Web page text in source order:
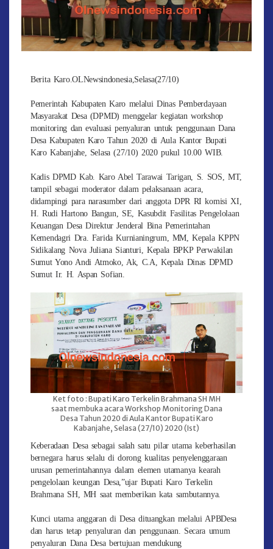
Berita Karo.OLNewsindonesia,Selasa(27/10)
Pemerintah Kabupaten Karo melalui Dinas Pemberdayaan
Masyarakat Desa (DPMD) menggelar kegiatan workshop
monitoring dan evaluasi penyaluran untuk penggunaan Dana
Desa Kabupaten Karo Tahun 2020 di Aula Kantor Bupati
Karo Kabanjahe, Selasa (27/10) 2020 pukul 10.00 WIB.
Kadis DPMD Kab. Karo Abel Tarawai Tarigan, S. SOS, MT,
tampil sebagai moderator dalam pelaksanaan acara,
didampingi para narasumber dari anggota DPR RI komisi XI,
H. Rudi Hartono Bangun, SE, Kasubdit Fasilitas Pengelolaan
Keuangan Desa Direktur Jenderal Bina Pemerintahan
Kemendagri Dra. Farida Kurnianingrum, MM, Kepala KPPN
Sidikalang Nova Juliana Sianturi, Kepala BPKP Perwakilan
Sumut Yono Andi Atmoko, Ak, C.A, Kepala Dinas DPMD
Sumut Ir. H. Aspan Sofian.
Ket foto : Bupati Karo Terkelin Brahmana SH MH
saat membuka acara Workshop Monitoring Dana
Desa Tahun 2020 di Aula Kantor Bupati Karo
Kabanjahe, Selasa (27/10) 2020 (Ist)
Keberadaan Desa sebagai salah satu pilar utama keberhasilan
bernegara harus selalu di dorong kualitas penyelenggaraan
urusan pemerintahannya dalam elemen utamanya kearah
pengelolaan keungan Desa,”ujar Bupati Karo Terkelin
Brahmana SH, MH saat memberikan kata sambutannya.
Kunci utama anggaran di Desa dituangkan melalui APBDesa
dan harus tetap penyaluran dan penggunaan. Secara umum
penyaluran Dana Desa bertujuan mendukung